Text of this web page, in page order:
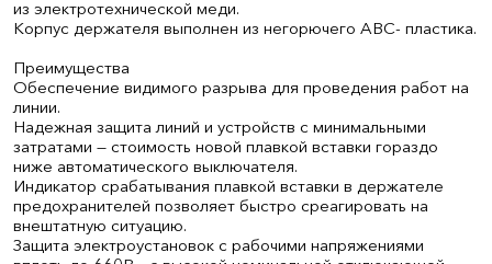
из электротехнической меди.
Корпус держателя выполнен из негорючего АВС- пластика.
Преимущества
Обеспечение видимого разрыва для проведения работ на
линии.
Надежная защита линий и устройств с минимальными
затратами — стоимость новой плавкой вставки гораздо
ниже автоматического выключателя.
Индикатор срабатывания плавкой вставки в держателе
предохранителей позволяет быстро среагировать на
внештатную ситуацию.
Защита электроустановок с рабочими напряжениями